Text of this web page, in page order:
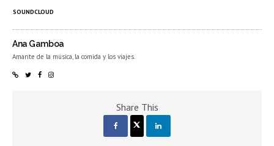
SOUNDCLOUD
Ana Gamboa
Amante de la música, la comida y los viajes.
Share This